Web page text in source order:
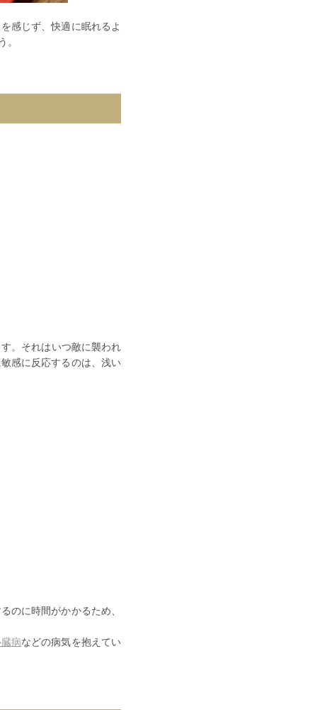
感じず、快適に眠れるよ
。
。それはいつ敵に襲われ
感に反応するのは、浅い
のに時間がかかるため、
病などの病気を抱えてい